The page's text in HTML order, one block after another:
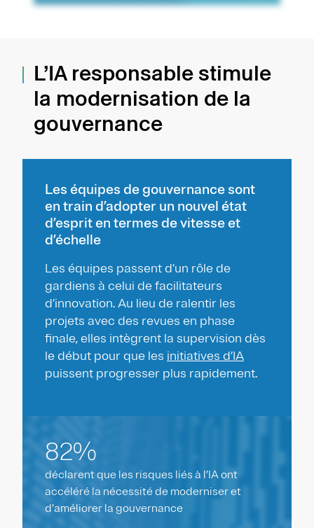
L’IA responsable stimule
la modernisation de la
gouvernance
Les équipes de gouvernance sont
en train d’adopter un nouvel état
d’esprit en termes de vitesse et
d’échelle
Les équipes passent d’un rôle de
gardiens à celui de facilitateurs
d’innovation. Au lieu de ralentir les
projets avec des revues en phase
finale, elles intègrent la supervision dès
le début pour que les initiatives d’IA
puissent progresser plus rapidement.
82%
déclarent que les risques liés à l’IA ont
accéléré la nécessité de moderniser et
d’améliorer la gouvernance